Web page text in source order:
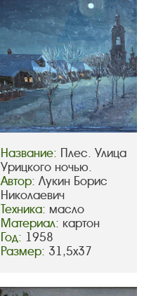
Название: Плес. Улица
Урицкого ночью.
Автор: Лукин Борис
Николаевич
Техника: масло
Материал: картон
Год: 1958
Размер: 31,5х37